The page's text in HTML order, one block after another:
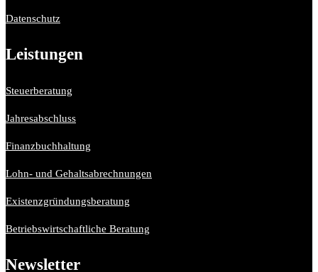
Datenschutz
Leistungen
Steuerberatung
Jahresabschluss
Finanzbuchhaltung
Lohn- und Gehaltsabrechnungen
Existenzgründungsberatung
Betriebswirtschaftliche Beratung
Newsletter